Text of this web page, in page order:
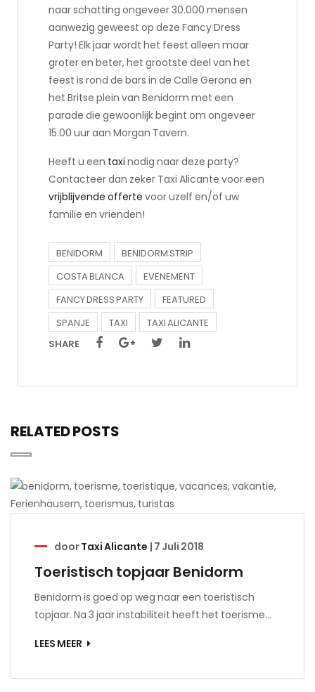
naar schatting ongeveer 30.000 mensen
aanwezig geweest op deze Fancy Dress
Party! Elk jaar wordt het feest alleen maar
groter en beter, het grootste deel van het
feest is rond de bars in de Calle Gerona en
het Britse plein van Benidorm met een
parade die gewoonlijk begint om ongeveer
15.00 uur aan Morgan Tavern.
Heeft u een taxi nodig naar deze party?
Contacteer dan zeker Taxi Alicante voor een
vrijblijvende offerte voor uzelf en/of uw
familie en vrienden!
BENIDORM
BENIDORM STRIP
COSTA BLANCA
EVENEMENT
FANCY DRESS PARTY
FEATURED
SPANJE
TAXI
TAXI ALICANTE
SHARE
RELATED POSTS
doorTaxi Alicante | 7 Juli 2018
Toeristisch topjaar Benidorm
Benidorm is goed op weg naar een toeristisch
topjaar. Na 3 jaar instabiliteit heeft het toerisme…
LEES MEER